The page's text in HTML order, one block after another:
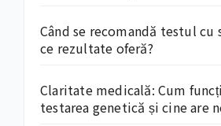
Când se recomandă testul
ce rezultate oferă?
Claritate medicală: Cum
testarea genetică și cine are